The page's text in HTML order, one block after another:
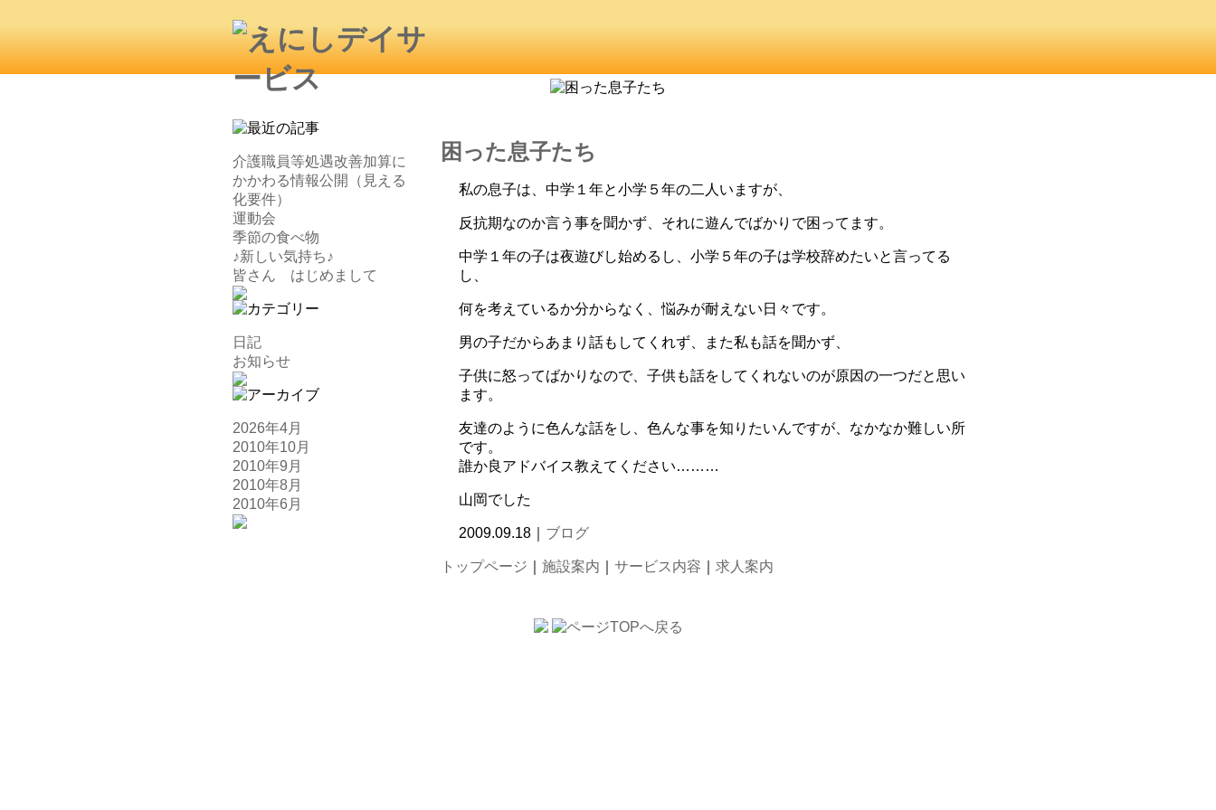
介護職員等処遇改善加算に
かかわる情報公開（見える
化要件）
運動会
季節の食べ物
♪新しい気持ち♪
皆さん はじめまして
日記
お知らせ
2026年4月
2010年10月
2010年9月
2010年8月
2010年6月
困った息子たち
私の息子は、中学１年と小学５年の二人いますが、
反抗期なのか言う事を聞かず、それに遊んでばかりで困ってます。
中学１年の子は夜遊びし始めるし、小学５年の子は学校辞めたいと言ってる
し、
何を考えているか分からなく、悩みが耐えない日々です。
男の子だからあまり話もしてくれず、また私も話を聞かず、
子供に怒ってばかりなので、子供も話をしてくれないのが原因の一つだと思い
ます。
友達のように色んな話をし、色んな事を知りたいんですが、なかなか難しい所
です。
誰か良アドバイス教えてください………
山岡でした
2009.09.18｜ ブログ
トップページ 施設案内 サービス内容 求人案内